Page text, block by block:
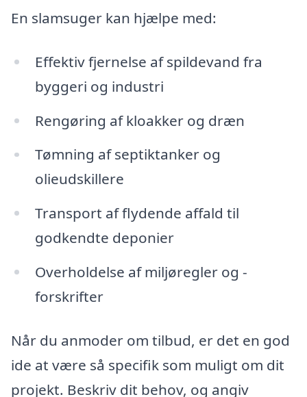
En slamsuger kan hjælpe med:
Effektiv fjernelse af spildevand fra
byggeri og industri
Rengøring af kloakker og dræn
Tømning af septiktanker og
olieudskillere
Transport af flydende affald til
godkendte deponier
Overholdelse af miljøregler og -
forskrifter
Når du anmoder om tilbud, er det en god
ide at være så specifik som muligt om dit
projekt. Beskriv dit behov, og angiv